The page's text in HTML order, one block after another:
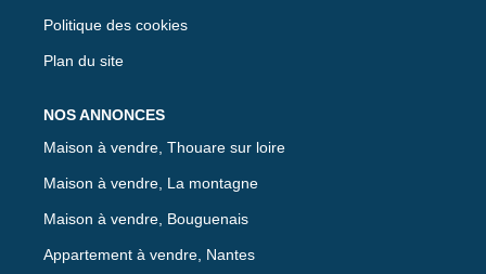
Politique des cookies
Plan du site
NOS ANNONCES
Maison à vendre, Thouare sur loire
Maison à vendre, La montagne
Maison à vendre, Bouguenais
Appartement à vendre, Nantes